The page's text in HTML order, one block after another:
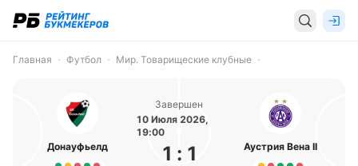
Главная Футбол Мир. Товарищеские клубные
Донауфьелд
Завершен
10 Июля 2026,
19:00
1 : 1 Аустрия Вена II